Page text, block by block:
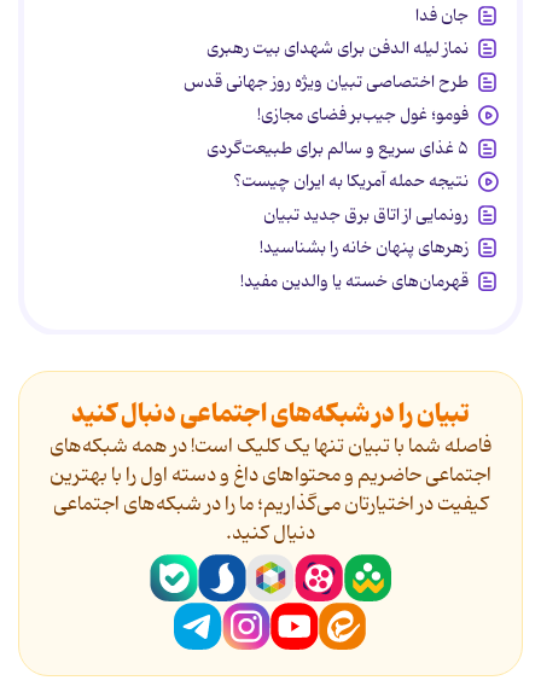
جان فدا
نماز لیله الدفن برای شهدای بیت رهبری
طرح اختصاصی تبیان ویژه روز جهانی قدس
فومو؛ غول جیب‌بر فضای مجازی!
۵ غذای سریع و سالم برای طبیعت‌گردی
نتیجه حمله آمریکا به ایران چیست؟
رونمایی از اتاق برق جدید تبیان
زهرهای پنهان خانه را بشناسید!
قهرمان‌های خسته یا والدین مفید!
تبیان را در شبکه‌های اجتماعی دنبال کنید
فاصله شما با تبیان تنها یک کلیک است! در همه شبکه‌های
اجتماعی حاضریم و محتواهای داغ و دسته اول را با بهترین
کیفیت در اختیارتان می‌گذاریم؛ ما را در شبکه‌های اجتماعی
دنیال کنید.